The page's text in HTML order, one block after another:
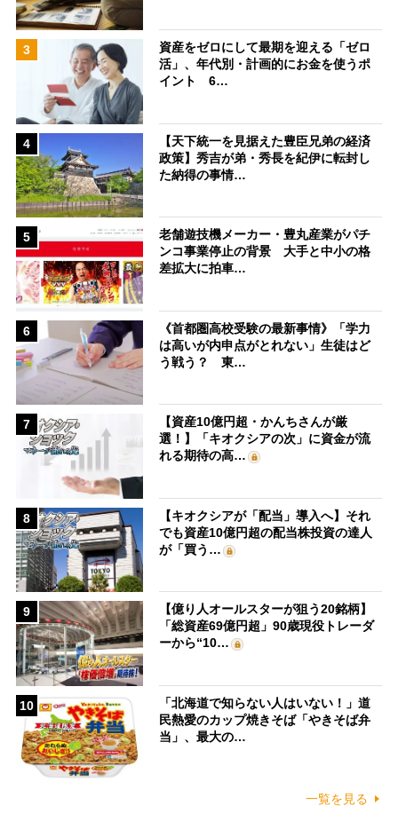
3
資産をゼロにして最期を迎える「ゼロ
活」、年代別・計画的にお金を使うポ
イント 6…
4
【天下統一を見据えた豊臣兄弟の経済
政策】秀吉が弟・秀長を紀伊に転封し
た納得の事情…
5
老舗遊技機メーカー・豊丸産業がパチ
ンコ事業停止の背景 大手と中小の格
差拡大に拍車…
6
《首都圏高校受験の最新事情》「学力
は高いが内申点がとれない」生徒はど
う戦う？ 東…
7
【資産10億円超・かんちさんが厳
選！】「キオクシアの次」に資金が流
れる期待の高…
8
【キオクシアが「配当」導入へ】それ
でも資産10億円超の配当株投資の達人
が「買う…
9
【億り人オールスターが狙う20銘柄】
「総資産69億円超」90歳現役トレーダ
ーから“10…
10
「北海道で知らない人はいない！」道
民熱愛のカップ焼きそば「やきそば弁
当」、最大の…
一覧を見る